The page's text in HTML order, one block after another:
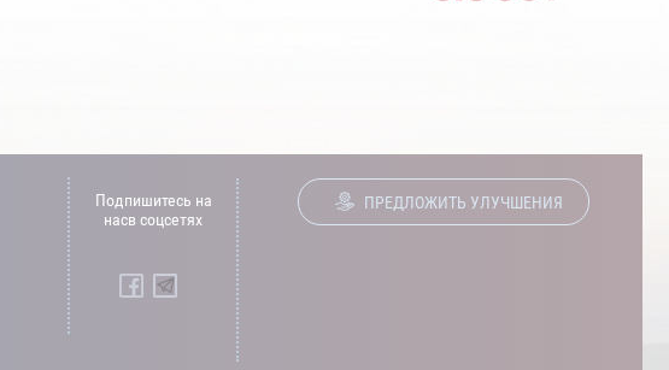
Подпишитесь на
насв соцсетях
ПРЕДЛОЖИТЬ УЛУЧШЕНИЯ